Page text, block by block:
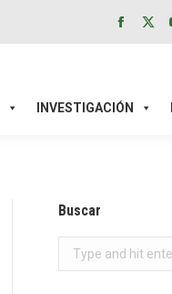
in
in
INVESTIGACIÓN
Buscar
Search: